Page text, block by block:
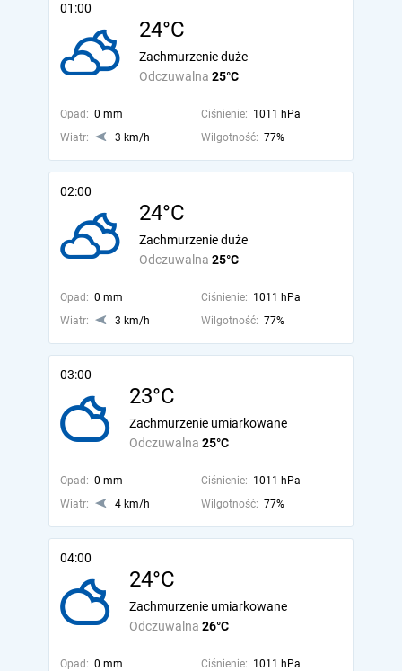
01:00
24°C
Odczuwalna 25°C
Zachmurzenie duże
Opad: 0 mm Ciśnienie: 1011 hPa
Wiatr:
3 km/h Wilgotność: 77%
02:00
24°C
Odczuwalna 25°C
Zachmurzenie duże
Opad: 0 mm Ciśnienie: 1011 hPa
Wiatr:
3 km/h Wilgotność: 77%
03:00
23°C
Odczuwalna 25°C
Zachmurzenie umiarkowane
Opad: 0 mm Ciśnienie: 1011 hPa
Wiatr:
4 km/h Wilgotność: 77%
04:00
24°C
Odczuwalna 26°C
Zachmurzenie umiarkowane
Opad: 0 mm Ciśnienie: 1011 hPa